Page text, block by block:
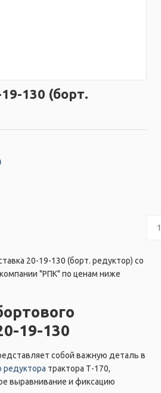
130 (борт.
20-19-130 (борт. редуктор) со
"РПК" по ценам ниже
19-130
собой важную деталь в
редуктора трактора Т-170,
выравнивание и фиксацию